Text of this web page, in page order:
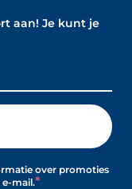
aan! Je kunt je
over promoties
mail.